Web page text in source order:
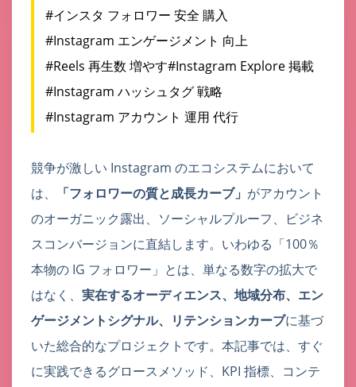
#インスタ フォロワー 安全 購入
#Instagram エンゲージメント 向上
#Reels 再生数 増やす#Instagram Explore 掲載
#Instagram ハッシュタグ 戦略
#Instagram アカウント 運用 代行
競争が激しい Instagram のエコシステムにおいて
は、
「フォロワーの質と成長カーブ」 がアカウント
のオーガニック露出、ソーシャルプルーフ、ビジネ
スコンバージョンに直結します。いわゆる「100％
本物の IG フォロワー」とは、単なる数字の拡大で
はなく、 実在するオーディエンス、地域分布、エン
ゲージメントシグナル、リテンションカーブに基づ
いた総合的なプロジェクトです。本記事では、すぐ
に実践できるグロースメソッド、KPI 指標、コンテ